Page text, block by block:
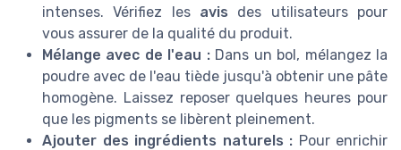
intenses. Vérifiez les avis des utilisateurs pour
vous assurer de la qualité du produit.
Mélange avec de l'eau :Dans un bol, mélangez la
poudre avec de l'eau tiède jusqu'à obtenir une pâte
homogène. Laissez reposer quelques heures pour
que les pigments se libèrent pleinement.
Ajouter des ingrédients naturels : Pour enrichir